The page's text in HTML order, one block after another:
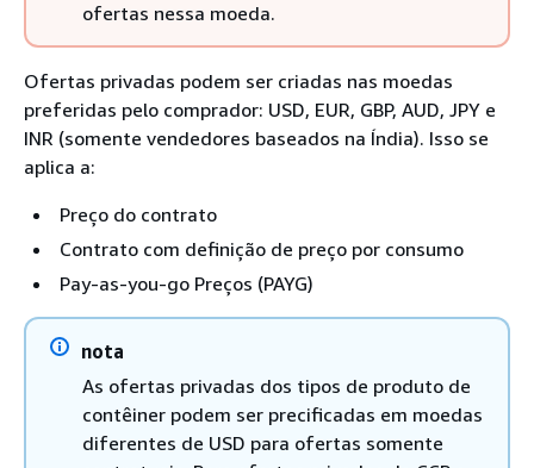
ofertas nessa moeda.
Ofertas privadas podem ser criadas nas moedas
preferidas pelo comprador: USD, EUR, GBP, AUD, JPY e
INR (somente vendedores baseados na Índia). Isso se
aplica a:
Preço do contrato
Contrato com definição de preço por consumo
Pay-as-you-go Preços (PAYG)
nota
As ofertas privadas dos tipos de produto de
contêiner podem ser precificadas em moedas
diferentes de USD para ofertas somente